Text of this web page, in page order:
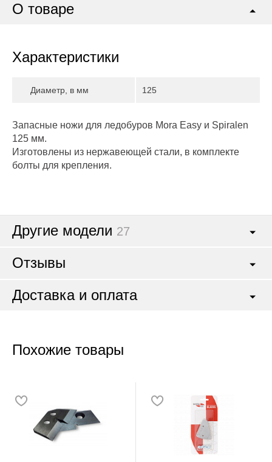
О товаре
Характеристики
Диаметр, в мм 125
Запасные ножи для ледобуров Mora Easy и Spiralen
125 мм.
Изготовлены из нержавеющей стали, в комплекте
болты для крепления.
Другие модели 27
Отзывы
Доставка и оплата
Похожие товары